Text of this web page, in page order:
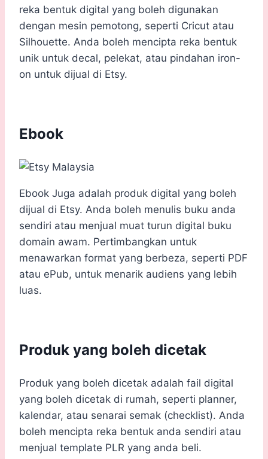
reka bentuk digital yang boleh digunakan
dengan mesin pemotong, seperti Cricut atau
Silhouette. Anda boleh mencipta reka bentuk
unik untuk decal, pelekat, atau pindahan iron-
on untuk dijual di Etsy.
Ebook
Ebook Juga adalah produk digital yang boleh
dijual di Etsy. Anda boleh menulis buku anda
sendiri atau menjual muat turun digital buku
domain awam. Pertimbangkan untuk
menawarkan format yang berbeza, seperti PDF
atau ePub, untuk menarik audiens yang lebih
luas.
Produk yang boleh dicetak
Produk yang boleh dicetak adalah fail digital
yang boleh dicetak di rumah, seperti planner,
kalendar, atau senarai semak (checklist). Anda
boleh mencipta reka bentuk anda sendiri atau
menjual template PLR yang anda beli.